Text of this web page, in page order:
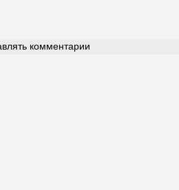
комментарии